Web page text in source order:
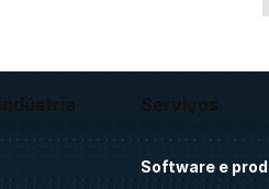
Serviços
Software e